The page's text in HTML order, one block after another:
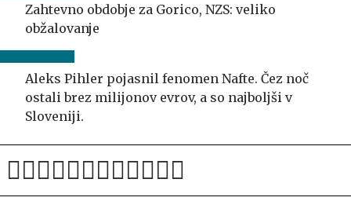
Zahtevno obdobje za Gorico, NZS: veliko
obžalovanje
Aleks Pihler pojasnil fenomen Nafte. Čez noč
ostali brez milijonov evrov, a so najboljši v
Sloveniji.